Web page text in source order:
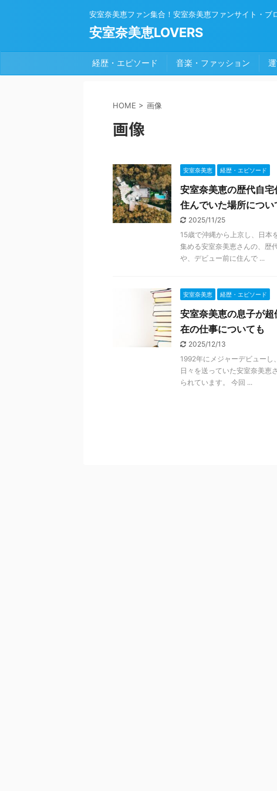
安室奈美恵ファン集合！安室奈美恵ファンサイト・ブ
安室奈美恵LOVERS
経歴・エピソード 音楽・ファッション
HOME > 画像
画像
安室奈美恵 経歴・エピソード
安室奈美恵の歴代自
住んでいた場所につい
2025/11/25
15歳で沖縄から上京し、日本
集める安室奈美恵さんの、歴
や、デビュー前に住んで ...
安室奈美恵 経歴・エピソード
安室奈美恵の息子が
在の仕事についても
2025/12/13
1992年にメジャーデビューし
日々を送っていた安室奈美恵
られています。 今回 ...